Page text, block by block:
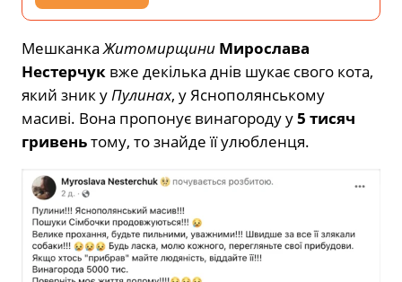
МешканкаЖитомирщини Мирослава
Нестерчук вже декілька днів шукає свого кота,
який зник уПулинах, у Яснополянському
масиві. Вона пропонує винагороду у5 тисяч
гривеньтому, то знайде її улюбленця.